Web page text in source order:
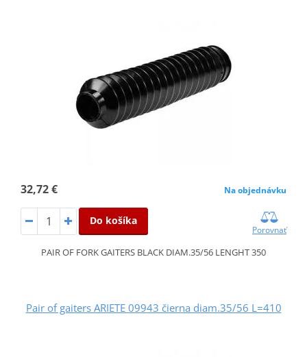
32,72 € Na objednávku
Do košíka
Porovnať
PAIR OF FORK GAITERS BLACK DIAM.35/56 LENGHT 350
Pair of gaiters ARIETE 09943 čierna diam.35/56 L=410